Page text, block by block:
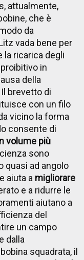
attualmente,
che è
da
vada bene per
la ricarica degli
in
della
brevetto di
con un filo
vicino la forma
consente di
volume più
sono
quasi ad angolo
aiuta a migliorare
e a ridurre le
aiutano a
del
un campo
dalla
squadrata, il